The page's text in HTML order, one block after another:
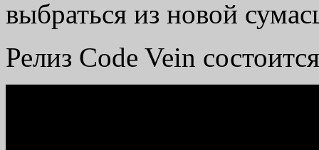
выбраться из новой
Релиз Code Vein